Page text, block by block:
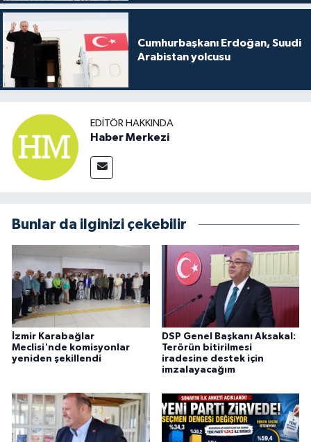
Cumhurbaşkanı Erdoğan, Suudi
Arabistan yolcusu
EDITÖR HAKKINDA
Haber Merkezi
Bunlar da ilginizi çekebilir
İzmir Karabağlar
Meclisi'nde komisyonlar
yeniden şekillendi
DSP Genel Başkanı Aksakal:
Terörün bitirilmesi
iradesine destek için
imzalayacağım